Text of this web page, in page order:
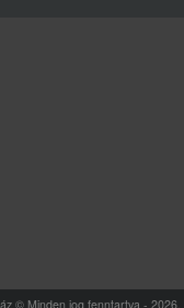
© Minden jog fenntartva - 2026.